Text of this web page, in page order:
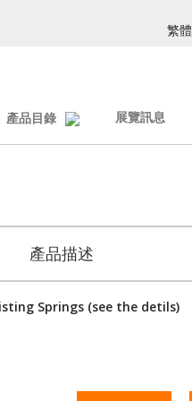
繁體
產品目錄 展覽訊息
產品描述
Springs (see the detils)